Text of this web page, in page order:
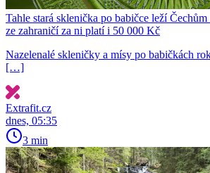
Tahle stará sklenička po babičce leží Čechům
ze zahraničí za ni platí i 50 000 Kč
Nazelenalé skleničky a mísy po babičkách
[…]
Extrafit.cz
dnes, 05:35
3 min